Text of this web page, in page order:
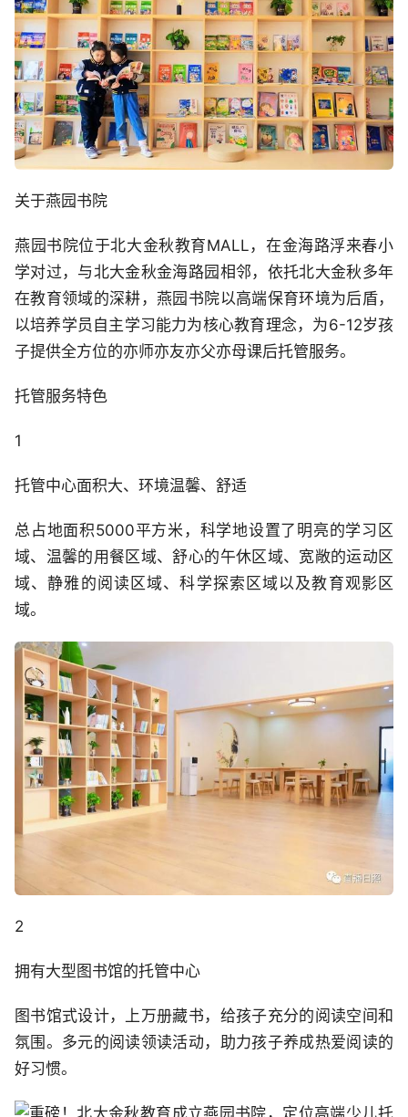
关于燕园书院
燕园书院位于北大金秋教育MALL，在金海路浮来春小
学对过，与北大金秋金海路园相邻，依托北大金秋多年
在教育领域的深耕，燕园书院以高端保育环境为后盾，
以培养学员自主学习能力为核心教育理念，为6-12岁孩
子提供全方位的亦师亦友亦父亦母课后托管服务。
托管服务特色
1
托管中心面积大、环境温馨、舒适
总占地面积5000平方米，科学地设置了明亮的学习区
域、温馨的用餐区域、舒心的午休区域、宽敞的运动区
域、静雅的阅读区域、科学探索区域以及教育观影区
域。
2
拥有大型图书馆的托管中心
图书馆式设计，上万册藏书，给孩子充分的阅读空间和
氛围。多元的阅读领读活动，助力孩子养成热爱阅读的
好习惯。